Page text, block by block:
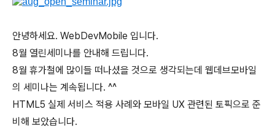
안녕하세요. WebDevMobile 입니다.
8월 열린세미나를 안내해 드립니다.
8월 휴가철에 많이들 떠나셨을 것으로 생각되는데 웹데브모바일
의 세미나는 계속됩니다. ^^
HTML5 실제 서비스 적용 사례와 모바일 UX 관련된 토픽으로 준
비해 보았습니다.